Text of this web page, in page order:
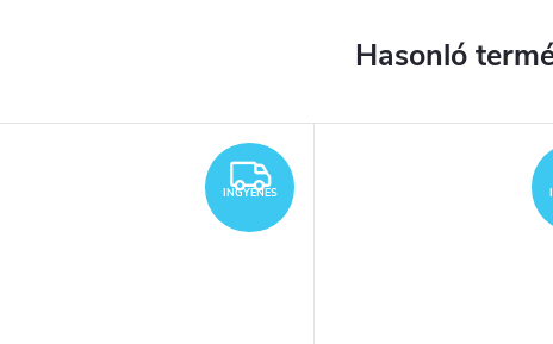
INGYENES
INGYENES